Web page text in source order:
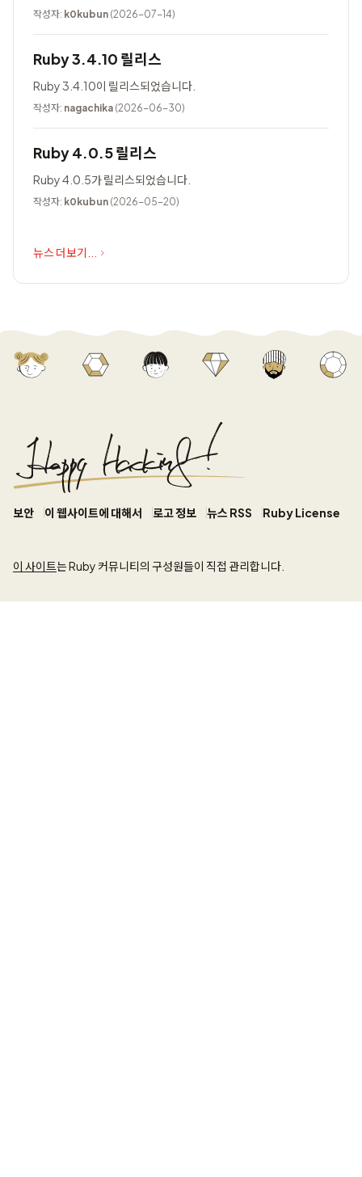
작성자: k0kubun (2026-07-14)
Ruby 3.4.10 릴리스
Ruby 3.4.10이 릴리스되었습니다.
작성자: nagachika (2026-06-30)
Ruby 4.0.5 릴리스
Ruby 4.0.5가 릴리스되었습니다.
작성자: k0kubun (2026-05-20)
뉴스 더보기...
보안 이 웹사이트에 대해서 로고 정보 뉴스 RSS Ruby License
이 사이트는 Ruby 커뮤니티의 구성원들이 직접 관리합니다.